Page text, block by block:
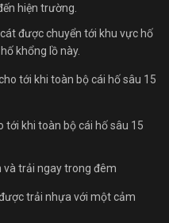
hiện trường.
được chuyển tới khu vực hố
khổng lồ này.
tới khi toàn bộ cái hố sâu 15
trải ngay trong đêm